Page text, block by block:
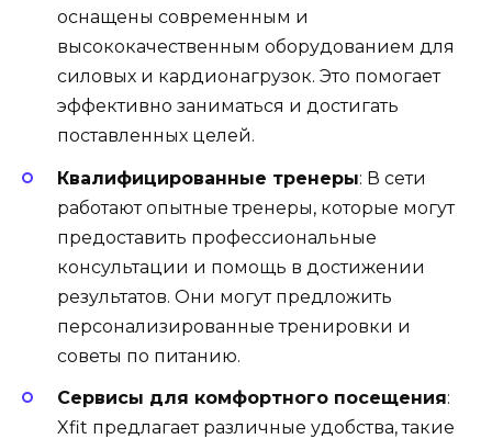
оснащены современным и
высококачественным оборудованием для
силовых и кардионагрузок. Это помогает
эффективно заниматься и достигать
поставленных целей.
Квалифицированные тренеры: В сети
работают опытные тренеры, которые могут
предоставить профессиональные
консультации и помощь в достижении
результатов. Они могут предложить
персонализированные тренировки и
советы по питанию.
Сервисы для комфортного посещения:
Xfit предлагает различные удобства, такие